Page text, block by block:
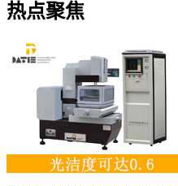
热点聚焦